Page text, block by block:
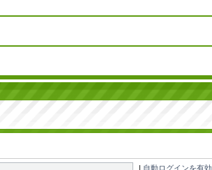
| 自動ログインを有